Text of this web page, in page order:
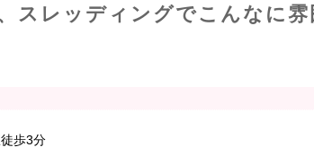
スレッディングでこんなに雰
歩3分